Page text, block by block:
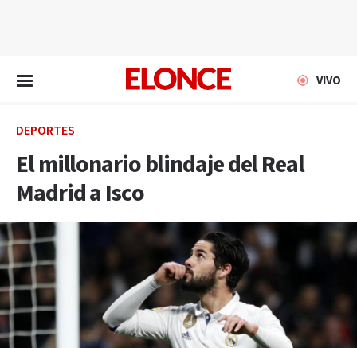
VIVO
DEPORTES
El millonario blindaje del Real
Madrid a Isco